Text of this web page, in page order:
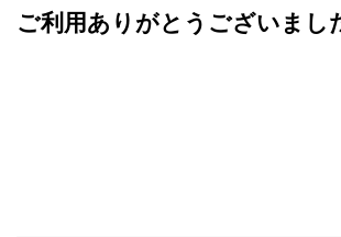
ご利用ありがとうございまし